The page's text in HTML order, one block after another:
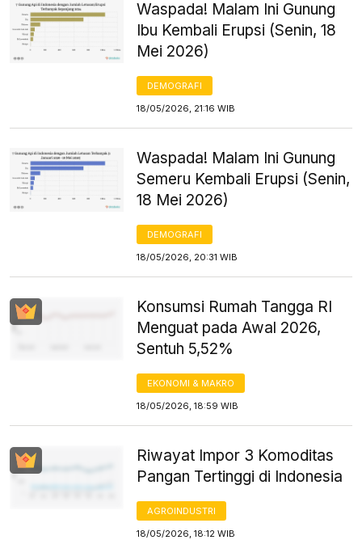
Waspada! Malam Ini Gunung
Ibu Kembali Erupsi (Senin, 18
Mei 2026)
DEMOGRAFI
18/05/2026, 21:16 WIB
Waspada! Malam Ini Gunung
Semeru Kembali Erupsi (Senin,
18 Mei 2026)
DEMOGRAFI
18/05/2026, 20:31 WIB
Konsumsi Rumah Tangga RI
Menguat pada Awal 2026,
Sentuh 5,52%
EKONOMI & MAKRO
18/05/2026, 18:59 WIB
Riwayat Impor 3 Komoditas
Pangan Tertinggi di Indonesia
AGROINDUSTRI
18/05/2026, 18:12 WIB